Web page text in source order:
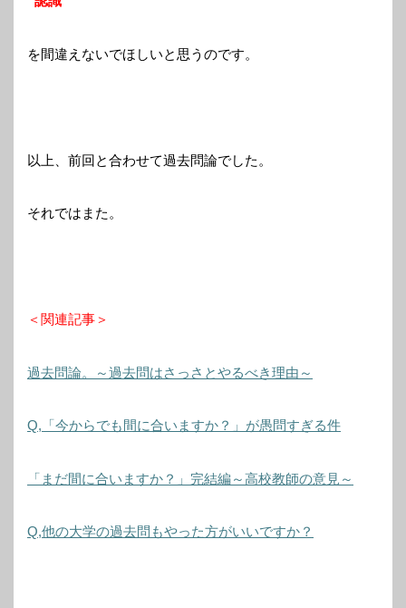
を間違えないでほしいと思うのです。
以上、前回と合わせて過去問論でした。
それではまた。
＜関連記事＞
過去問論。～過去問はさっさとやるべき理由～
Q,「今からでも間に合いますか？」が愚問すぎる件
「まだ間に合いますか？」完結編～高校教師の意見～
Q,他の大学の過去問もやった方がいいですか？